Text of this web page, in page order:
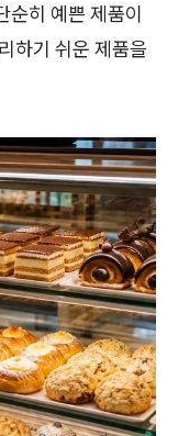
순히 예쁜 제품이
하기 쉬운 제품을